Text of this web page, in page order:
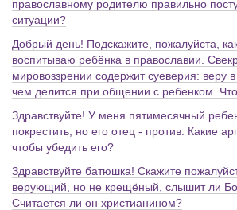
православному родителю правильно
ситуации?
Добрый день! Подскажите, пожалуйста,
воспитываю ребёнка в православии.
мировоззрении содержит суеверия: веру
чем делится при общении с ребенком.
Здравствуйте! У меня пятимесячный
покрестить, но его отец - против. Какие
чтобы убедить его?
Здравствуйте батюшка! Скажите
верующий, но не крещёный, слышит ли
Считается ли он христианином?